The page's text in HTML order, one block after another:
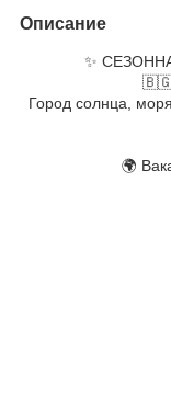
Описание
✨
🇧🇬
Город солнца,
🌍